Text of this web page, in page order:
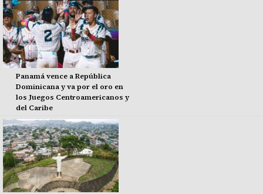
Panamá vence a República
Dominicana y va por el oro en
los Juegos Centroamericanos y
del Caribe